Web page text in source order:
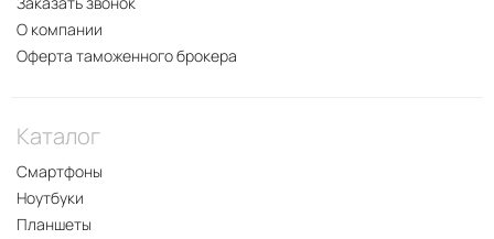
О компании
Оферта таможенного брокера
Каталог
Смартфоны
Ноутбуки
Планшеты